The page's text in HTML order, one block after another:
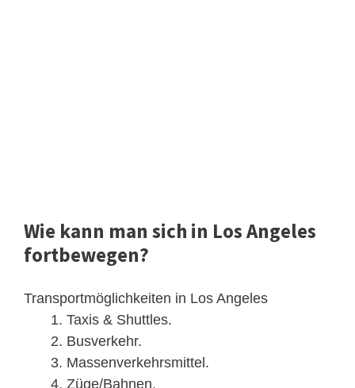
Wie kann man sich in Los Angeles
fortbewegen?
Transportmöglichkeiten in Los Angeles
Taxis & Shuttles.
Busverkehr.
Massenverkehrsmittel.
Züge/Bahnen.